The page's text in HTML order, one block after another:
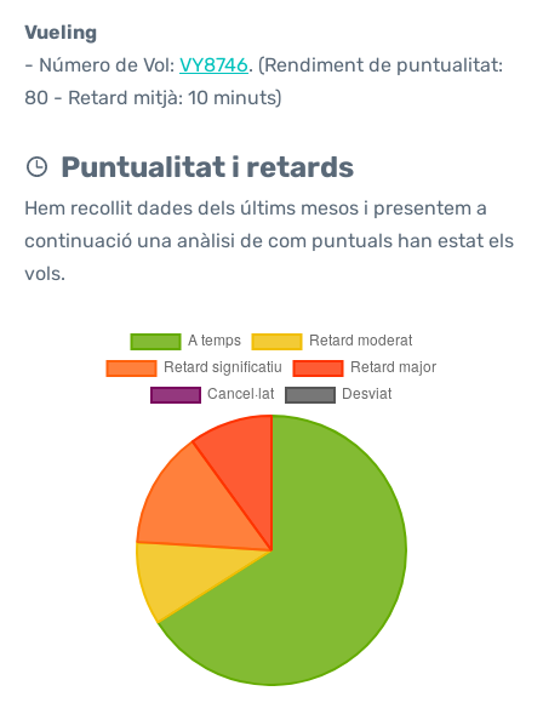
Vueling
- Número de Vol: VY8746. (Rendiment de puntualitat:
80 - Retard mitjà: 10 minuts)
Puntualitat i retards
Hem recollit dades dels últims mesos i presentem a
continuació una anàlisi de com puntuals han estat els
vols.